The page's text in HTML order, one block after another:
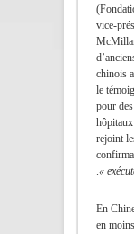
vice-
chinois
le
pour
rejoint
.
En
en